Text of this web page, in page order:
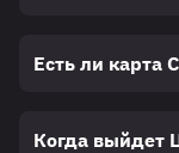
Есть ли карта
Когда выйдет